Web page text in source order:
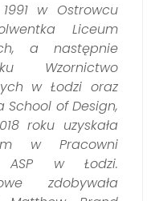
w Ostrowcu
Liceum
a następnie
Wzornictwo
w Łodzi oraz
of Design,
roku uzyskała
w Pracowni
ASP w Łodzi.
zdobywała